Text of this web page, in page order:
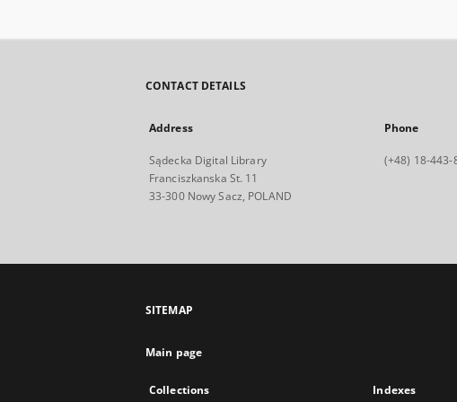
CONTACT DETAILS
Address
Sądecka Digital Library
Franciszkanska St. 11
33-300 Nowy Sacz, POLAND
Phone
(+48) 18-
SITEMAP
Main page
Collections Indexes